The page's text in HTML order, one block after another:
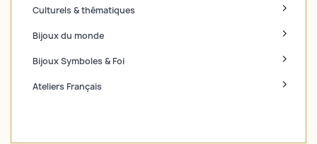
Culturels & thématiques
Bijoux du monde
Bijoux Symboles & Foi
Ateliers Français